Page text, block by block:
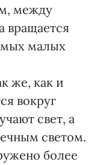
между
вращается
малых
же, как и
вокруг
свет, а
светом.
более